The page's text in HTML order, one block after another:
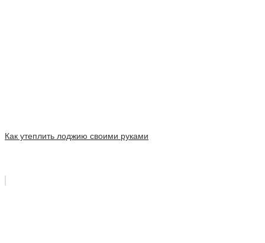
Как утеплить лоджию своими руками